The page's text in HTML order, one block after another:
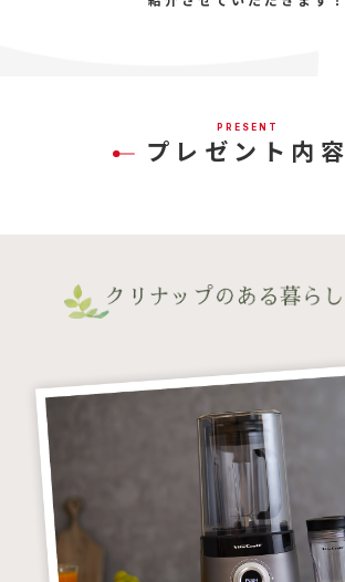
PRESENT
プレゼント内容